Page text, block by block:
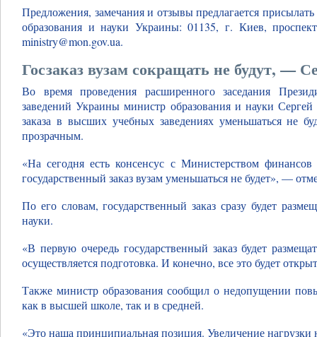
Предложения, замечания и отзывы предлагается
образования и науки Украины: 01135, г. Киев,
ministry@mon.gov.ua.
Госзаказ вузам сокращать не будут, —
Во время проведения расширенного заседания
заведений Украины министр образования и науки Сергей
заказа в высших учебных заведениях уменьшаться не
прозрачным.
«На сегодня есть консенсус с Министерством
государственный заказ вузам уменьшаться не будет», —
По его словам, государственный заказ сразу будет
науки.
«В первую очередь государственный заказ будет
осуществляется подготовка. И конечно, все это будет
Также министр образования сообщил о недопущении
как в высшей школе, так и в средней.
«Это наша принципиальная позиция. Увеличение